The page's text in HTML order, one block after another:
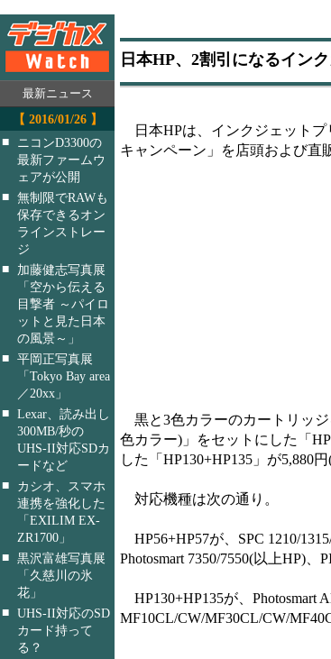
最新ニュース
【 2016/01/26 】
■
ニコンD3300の
最新ファームウ
ェアが公開
■ 無制限でRAWも
保存できるオン
ラインストレー
ジ
■
加藤健志写真展
「空から伝える
目撃者 ～パイロ
ットと見た日本
の風景～」
■ 平岡正写真展
「Tokyo Bay area
／20xx」
■ Lexar、読み出し
300MB/秒の
UHS-II対応SDカ
ードなど
■
カシオ、スマホ
連携を強化した
「EXILIM EX-
ZR1700」
■ 黒沢富雄写真展
「久慈川の氷
花」
■ UHS-II対応のSD
カード持って
る？
日本HP、2割引になるイン
日本HPは、インクジェットプ
キャンペーン」を店頭および直
黒と3色カラーのカートリッジ
色カラー)」をセットにした「
した「HP130+HP135」が5,880円
対応機種は次の通り。
HP56+HP57が、SPC 1210/1315/
Photosmart 7350/7550(以上HP)、
HP130+HP135が、Photosmart
MF10CL/CW/MF30CL/CW/